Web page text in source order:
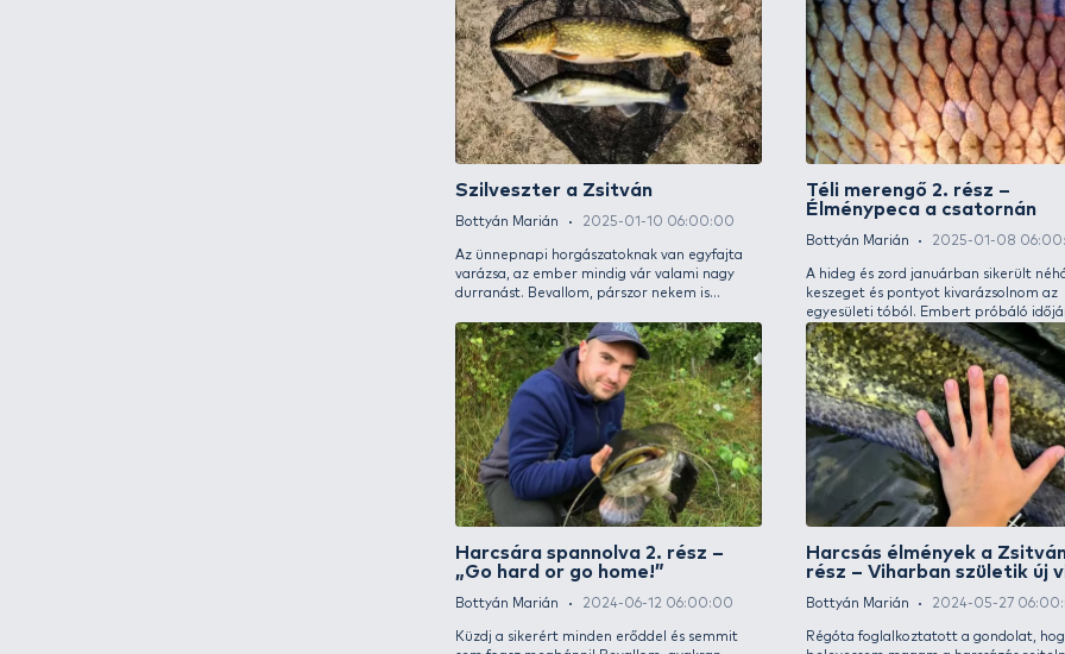
Harcsás élmények a Zsitván 3.
rész – Szezonzáró gondolatok
Bottyán Marián 2025-10-20 06:00:00
A nyáron volt részem kezdeti sikerekben, így
teljesen a harcsahorgászat rabja lettem. Még
több figyelmet és energiát szenteltem vizeink
királyának becserkészésére, hiszen számos
inspirációval fűszerezve hajt a vágy, hogy
tökéletesre csiszoljam ezt a módszert.
egyik
főként
majd
Harcsázva tanulunk 1. rész –
Amikor minden ellened szól
Bottyán Marián 2025-06-29 06:00:00
Június vége van, már két hete dübörög a
Felvidéken ennyire kitolódik a harcsa és más
A